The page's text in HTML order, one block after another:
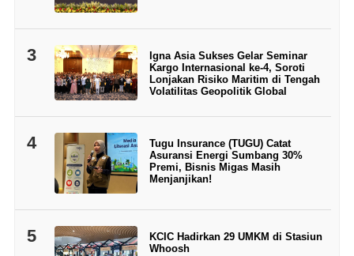
3
Igna Asia Sukses Gelar Seminar
Kargo Internasional ke-4, Soroti
Lonjakan Risiko Maritim di Tengah
Volatilitas Geopolitik Global
4
Tugu Insurance (TUGU) Catat
Asuransi Energi Sumbang 30%
Premi, Bisnis Migas Masih
Menjanjikan!
5
KCIC Hadirkan 29 UMKM di Stasiun
Whoosh